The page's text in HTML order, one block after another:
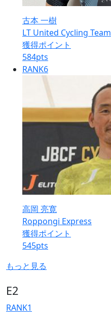
古本 一樹
LT United Cycling Team
獲得ポイント
584pts
RANK6
高岡 亮寛
Roppongi Express
獲得ポイント
545pts
もっと見る
E2
RANK1